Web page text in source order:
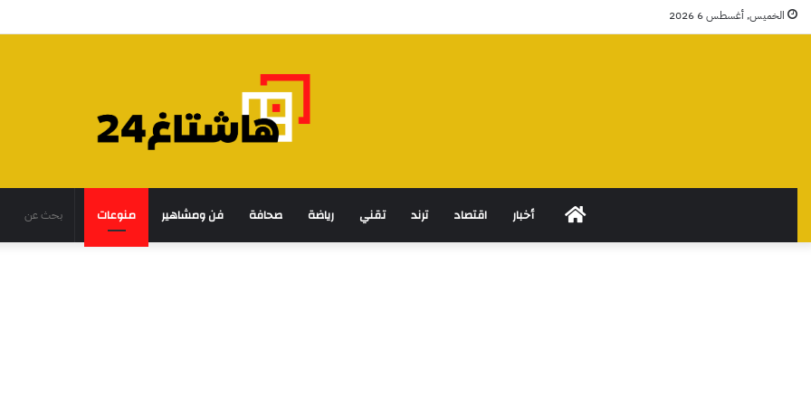
الخميس, أغسطس 6 2026
الرئيسيةأخبار اقتصاد ترند تقني رياضة صحافة فن ومشاهير منوعات